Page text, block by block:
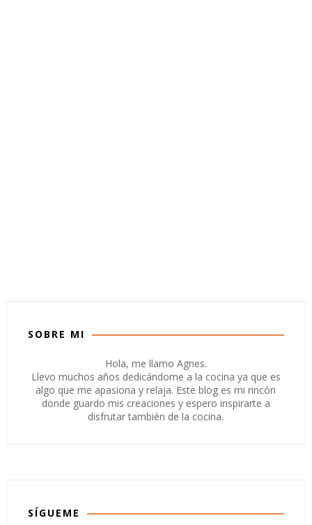
SOBRE MI
Hola, me llamo Agnes.
Llevo muchos años dedicándome a la cocina ya que es
algo que me apasiona y relaja. Este blog es mi rincón
donde guardo mis creaciones y espero inspirarte a
disfrutar también de la cocina.
SÍGUEME